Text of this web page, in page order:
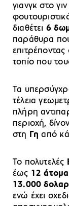
γιανγκ στο
διαθέτει 6
παράθυρα
τοπίο που
Τα
τέλεια
πλήρη
περιοχή,
στη Γηαπό
Το πολυτελές
έως 12 άτομα
13.000
ενώ έχει